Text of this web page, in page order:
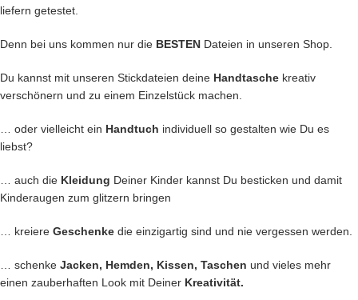
liefern getestet.
Denn bei uns kommen nur die BESTEN Dateien in unseren Shop.
Du kannst mit unseren Stickdateien deine Handtasche kreativ
verschönern und zu einem Einzelstück machen.
… oder vielleicht ein Handtuch individuell so gestalten wie Du es
liebst?
… auch die Kleidung Deiner Kinder kannst Du besticken und damit
Kinderaugen zum glitzern bringen
… kreiere Geschenke die einzigartig sind und nie vergessen werden.
… schenke Jacken, Hemden, Kissen, Taschen und vieles mehr
einen zauberhaften Look mit Deiner Kreativität.